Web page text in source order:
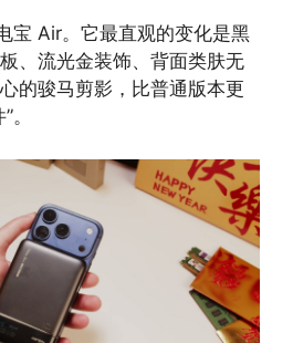
宝 Air。它最直观的变化是黑
、流光金装饰、背面类肤无
的骏马剪影，比普通版本更
。